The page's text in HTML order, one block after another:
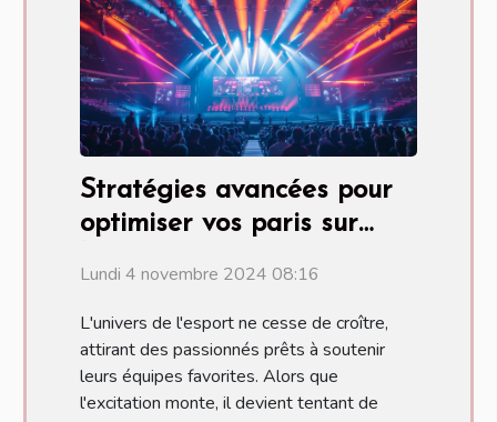
Stratégies avancées pour
optimiser vos paris sur
Lundi 4 novembre 2024 08:16
L'univers de l'esport ne cesse de croître,
attirant des passionnés prêts à soutenir
leurs équipes favorites. Alors que
l'excitation monte, il devient tentant de